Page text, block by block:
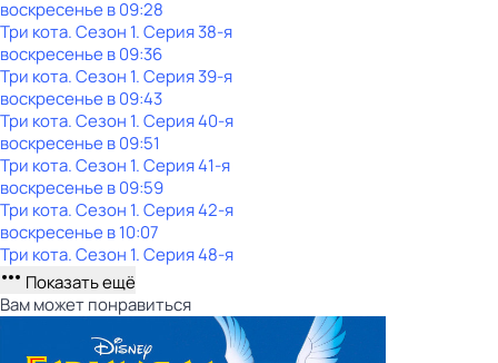
воскресенье в09:28
Три кота. Сезон 1. Серия 38-я
воскресенье в09:36
Три кота. Сезон 1. Серия 39-я
воскресенье в09:43
Три кота. Сезон 1. Серия 40-я
воскресенье в09:51
Три кота. Сезон 1. Серия 41-я
воскресенье в09:59
Три кота. Сезон 1. Серия 42-я
воскресенье в10:07
Три кота. Сезон 1. Серия 48-я
Показать ещё
Вам может понравиться